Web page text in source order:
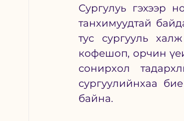
Сургулуь гэхээр
танхимуудтай
тус сургууль
кофешоп, орчин
сонирхол
сургуулийнхаа
байна.